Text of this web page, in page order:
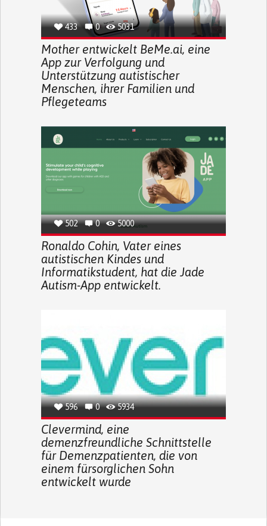
433 0 5031
Mother entwickelt BeMe.ai, eine
App zur Verfolgung und
Unterstützung autistischer
Menschen, ihrer Familien und
Pflegeteams
502 0 5000
Ronaldo Cohin, Vater eines
autistischen Kindes und
Informatikstudent, hat die Jade
Autism-App entwickelt.
596 0 5934
Clevermind, eine
demenzfreundliche Schnittstelle
für Demenzpatienten, die von
einem fürsorglichen Sohn
entwickelt wurde